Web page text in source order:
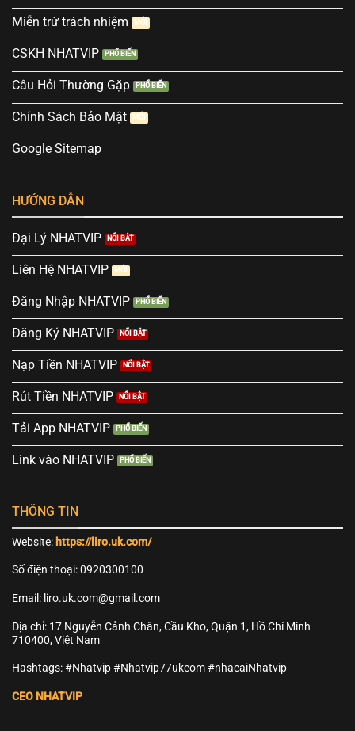
Miễn trừ trách nhiệm
CSKH NHATVIP
Câu Hỏi Thường Gặp
Chính Sách Bảo Mật
Google Sitemap
HƯỚNG DẪN
Đại Lý NHATVIP
Liên Hệ NHATVIP
Đăng Nhập NHATVIP
Đăng Ký NHATVIP
Nạp Tiền NHATVIP
Rút Tiền NHATVIP
Tải App NHATVIP
Link vào NHATVIP
THÔNG TIN
Website: https://liro.uk.com/
Số điện thoại: 0920300100
Email: liro.uk.com@gmail.com
Địa chỉ: 17 Nguyễn Cảnh Chân, Cầu Kho, Quận 1, Hồ Chí Minh
710400, Việt Nam
Hashtags: #Nhatvip #Nhatvip77ukcom #nhacaiNhatvip
CEO NHATVIP